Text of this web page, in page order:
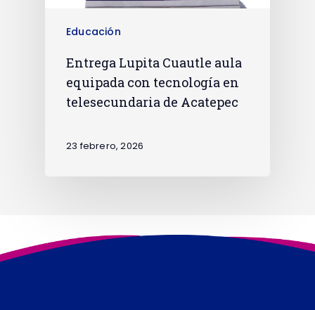
Educación
Entrega Lupita Cuautle aula
equipada con tecnología en
telesecundaria de Acatepec
23 febrero, 2026